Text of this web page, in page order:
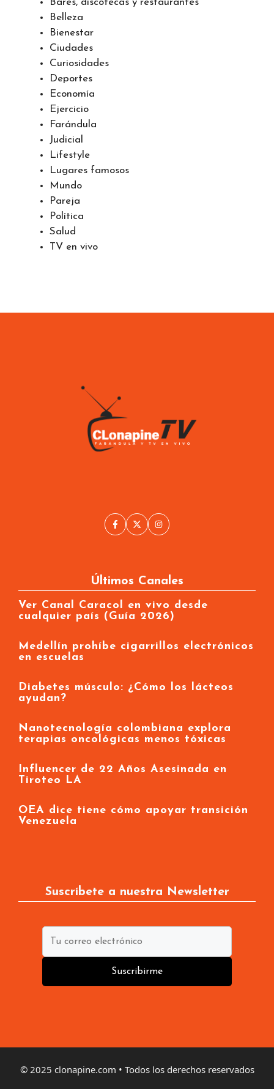
Amor
Animales
Bares, discotecas y restaurantes
Belleza
Bienestar
Ciudades
Curiosidades
Deportes
Economía
Ejercicio
Farándula
Judicial
Lifestyle
Lugares famosos
Mundo
Pareja
Política
Últimos Canales
Ver Canal Caracol en vivo desde
cualquier país (Guía 2026)
Medellín prohíbe cigarrillos electrónicos
en escuelas
Diabetes músculo: ¿Cómo los lácteos
ayudan?
Nanotecnología colombiana explora
terapias oncológicas menos tóxicas
Influencer de 22 Años Asesinada en
Tiroteo LA
Suscríbete a nuestra Newsletter